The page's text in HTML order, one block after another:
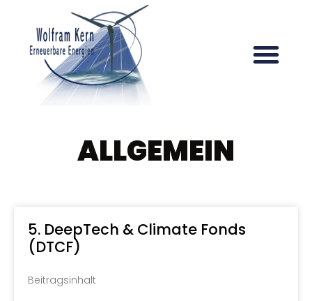
ALLGEMEIN
5. DeepTech & Climate Fonds
(DTCF)
Beitragsinhalt